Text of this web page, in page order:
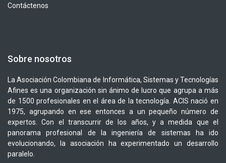
Contáctenos
Sobre nosotros
La Asociación Colombiana de Informática, Sistemas y Tecnologías
Afines es una organización sin ánimo de lucro que agrupa a más
de 1500 profesionales en el área de la tecnología. ACIS nació en
1975, agrupando en ese entonces a un pequeño número de
expertos. Con el transcurrir de los años, y a medida que el
panorama profesional de la ingeniería de sistemas ha ido
evolucionando, la asociación ha experimentado un desarrollo
paralelo.